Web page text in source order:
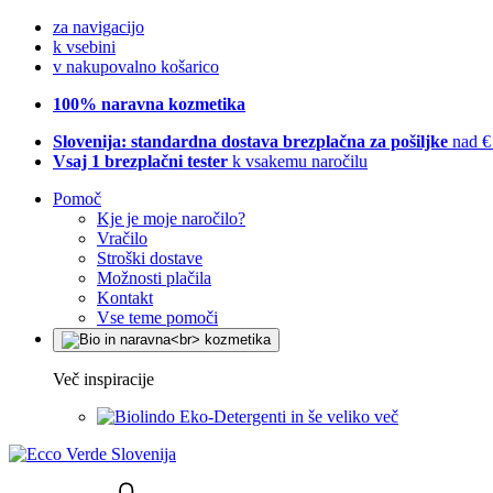
za navigacijo
k vsebini
v nakupovalno košarico
100% naravna kozmetika
Slovenija: standardna dostava brezplačna za pošiljke nad
Vsaj 1 brezplačni tester k vsakemu naročilu
Pomoč
Kje je moje naročilo?
Vračilo
Stroški dostave
Možnosti plačila
Kontakt
Vse teme pomoči
Več inspiracije
Eko-Detergenti in še veliko več